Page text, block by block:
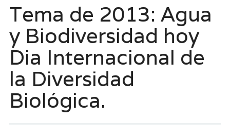
Tema de 2013: Agua
y Biodiversidad hoy
Dia Internacional de
la Diversidad
Biológica.